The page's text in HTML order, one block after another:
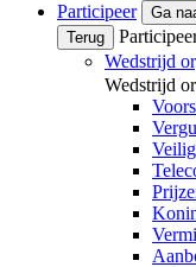
Participeer
Ga
Terug
Wedstrijd
Wedstrijd